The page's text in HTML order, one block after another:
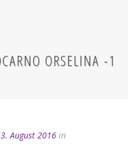
ORSELINA -1
August 2016 in